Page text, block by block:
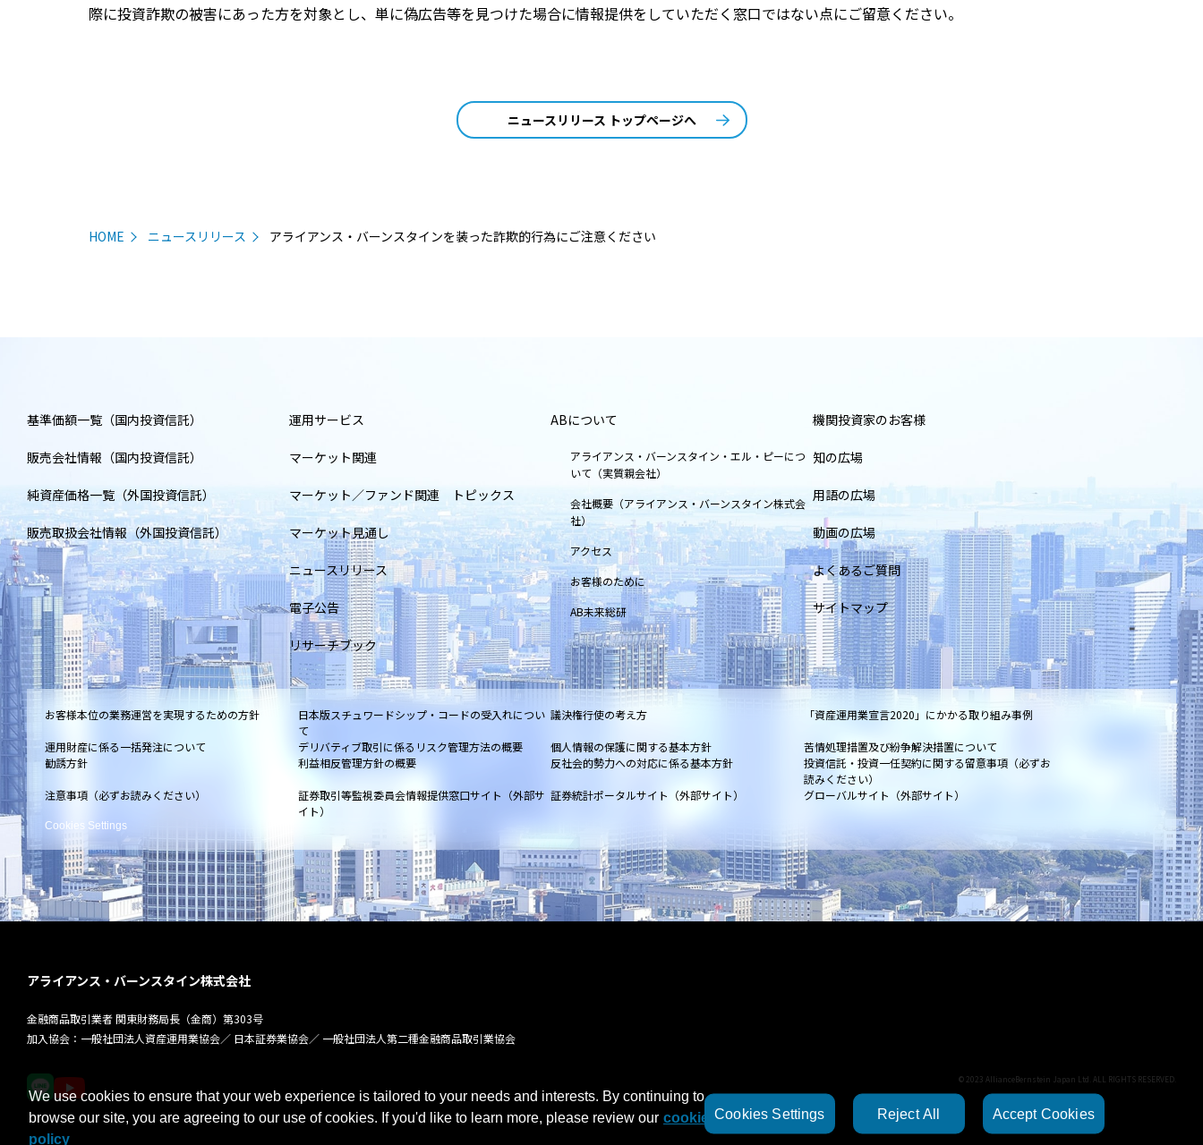
際に投資詐欺の被害にあった方を対象とし、単に偽広告等を見つけた場合に情報提供をしていただく窓口ではない点にご留意ください。
ニュースリリース トップページへ
HOME ニュースリリース アライアンス・バーンスタインを装った詐欺的行為にご注意ください
基準価額一覧（国内投資信託）
販売会社情報（国内投資信託）
純資産価格一覧（外国投資信託）
販売取扱会社情報（外国投資信託）
運用サービス
マーケット関連
マーケット／ファンド関連 トピックス
マーケット見通し
ニュースリリース
電子公告
リサーチブック
ABについて
アライアンス・バーンスタイン・エル・ピーにつ
いて（実質親会社）
会社概要（アライアンス・バーンスタイン株式会
社）
アクセス
お客様のために
AB未来総研
機関投資家のお客様
知の広場
用語の広場
動画の広場
よくあるご質問
サイトマップ
お客様本位の業務運営を実現するための方針
日本版スチュワードシップ・コードの受入れについ
て
議決権行使の考え方 「資産運用業宣言2020」にかかる取り組み事例
運用財産に係る一括発注について デリバティブ取引に係るリスク管理方法の概要 個人情報の保護に関する基本方針
苦情処理措置及び紛争解決措置について
勧誘方針
利益相反管理方針の概要 反社会的勢力への対応に係る基本方針
投資信託・投資一任契約に関する留意事項（必ずお
読みください）
注意事項（必ずお読みください）
証券取引等監視委員会情報提供窓口サイト（外部サ
イト）
証券統計ポータルサイト（外部サイト） グローバルサイト（外部サイト）
Cookies Settings
アライアンス・バーンスタイン株式会社
金融商品取引業者 関東財務局長（金商）第303号
加入協会：一般社団法人資産運用業協会／ 日本証券業協会／ 一般社団法人第二種金融商品取引業協会
© 2023 AllianceBernstein Japan Ltd. ALL RIGHTS RESERVED.
We use cookies to ensure that your web experience is tailored to your needs and interests. By continuing to
browse our site, you are agreeing to our use of cookies. If you'd like to learn more, please review our cookie
policy
Cookies Settings Reject All Accept Cookies